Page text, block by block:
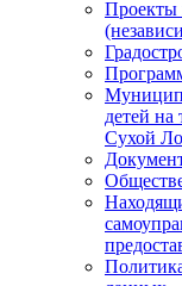
Проекты
детей на
Сухой